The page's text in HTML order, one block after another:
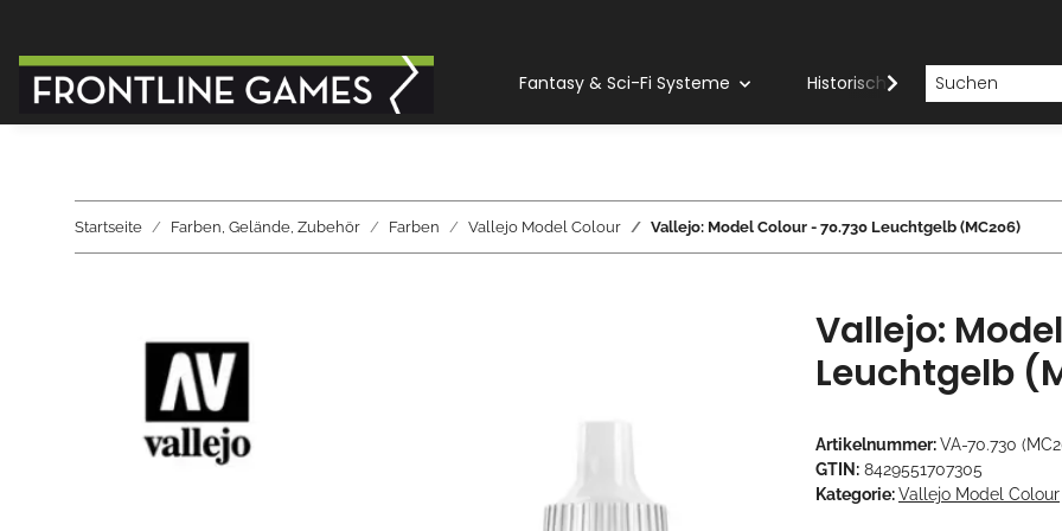
Fantasy & Sci-Fi Systeme Historische Systeme
Startseite Farben, Gelände, Zubehör Farben Vallejo Model Colour Vallejo: Model Colour - 70.730 Leuchtgelb (MC206)
Vallejo:
Leuchtgelb
Artikelnummer:VA-70.730
GTIN: 8429551707305
Kategorie:Vallejo Model Colour